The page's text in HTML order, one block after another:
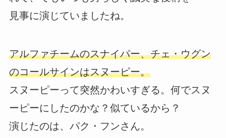
見事に演じていましたね。
アルファチームのスナイパー、チェ・ウグン
のコールサインはスヌーピー。
スヌーピーって突然かわいすぎる。何でスヌ
ーピーにしたのかな？似ているから？
演じたのは、パク・フンさん。